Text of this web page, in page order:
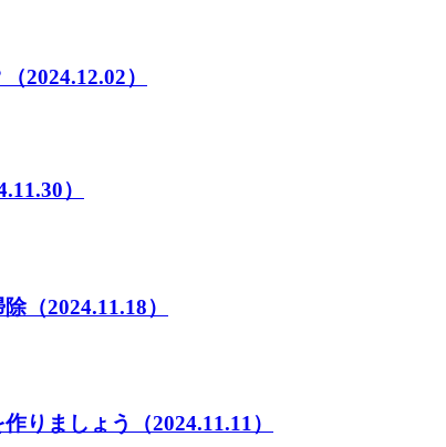
（2024.12.02）
）
除（2024.11.18）
りましょう （2024.11.11）